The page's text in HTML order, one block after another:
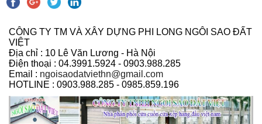
CÔNG TY TM VÀ XÂY DỰNG PHI LONG NGÔI SAO ĐẤT
VIỆT
Địa chỉ : 10 Lê Văn Lương - Hà Nội
Điện thoại : 04.3991.5924 - 0903.988.285
Email : ngoisaodatviethn@gmail.com
HOTLINE : 0903.988.285 - 0985.859.196